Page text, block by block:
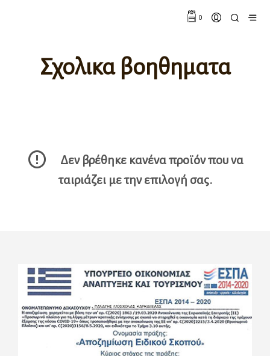
0
Σχολικα βοηθηματα
Δεν βρέθηκε κανένα προϊόν που να
ταιριάζει με την επιλογή σας.